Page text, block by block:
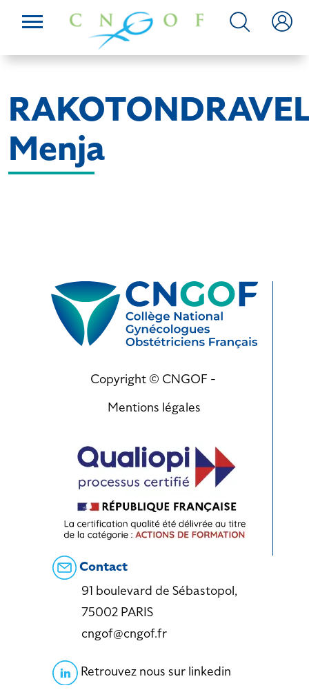
Menja
Copyright © CNGOF -
Mentions légales
Contact
91 boulevard de Sébastopol,
75002 PARIS
cngof@cngof.fr
Retrouvez nous sur linkedin